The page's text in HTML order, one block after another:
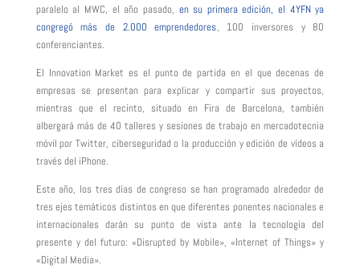
paralelo al MWC, el año pasado, en su primera edición, el 4YFN ya
congregó más de 2.000 emprendedores, 100 inversores y 80
conferenciantes.
El Innovation Market es el punto de partida en el que decenas de
empresas se presentan para explicar y compartir sus proyectos,
mientras que el recinto, situado en Fira de Barcelona, también
albergará más de 40 talleres y sesiones de trabajo en mercadotecnia
móvil por Twitter, ciberseguridad o la producción y edición de vídeos a
través del iPhone.
Este año, los tres días de congreso se han programado alrededor de
tres ejes temáticos distintos en que diferentes ponentes nacionales e
internacionales darán su punto de vista ante la tecnología del
presente y del futuro: «Disrupted by Mobile», «Internet of Things» y
«Digital Media».